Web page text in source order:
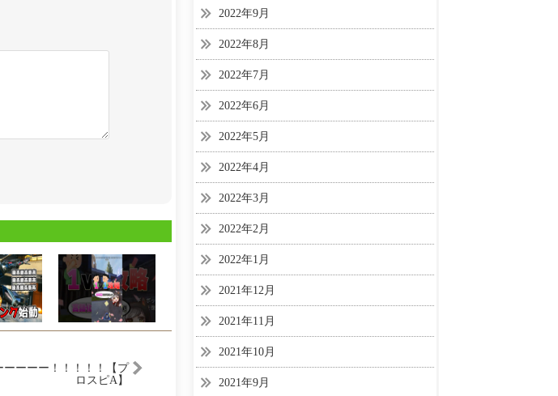
ーーーー！！！！！【プ
ロスピA】
2022年9月
2022年8月
2022年7月
2022年6月
2022年5月
2022年4月
2022年3月
2022年2月
2022年1月
2021年12月
2021年11月
2021年10月
2021年9月